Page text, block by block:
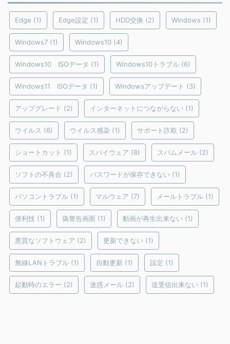
Edge (1) Edge設定 (1) HDD交換 (2) Windows (1)
Windows7 (1) Windows10 (4)
Windows10 ISOデータ (1) Windows10トラブル (6)
Windows11 ISOデータ (1) Windowsアップデート (3)
アップグレード (2) インターネットにつながらない (1)
ウイルス (6) ウイルス感染 (1) サポート詐欺 (2)
ショートカット (1) スパイウェア (8) スパムメール (2)
ソフトの不具合 (2) パスワードが保存できない (1)
パソコントラブル (1) マルウェア (7) メールトラブル (1)
便利技 (1) 偽警告画面 (1) 動画が再生出来ない (1)
悪質なソフトウェア (2) 更新できない (1)
無線LANトラブル (1) 自動更新 (1) 設定 (1)
起動時のエラー (2) 迷惑メール (2) 送受信出来ない (1)